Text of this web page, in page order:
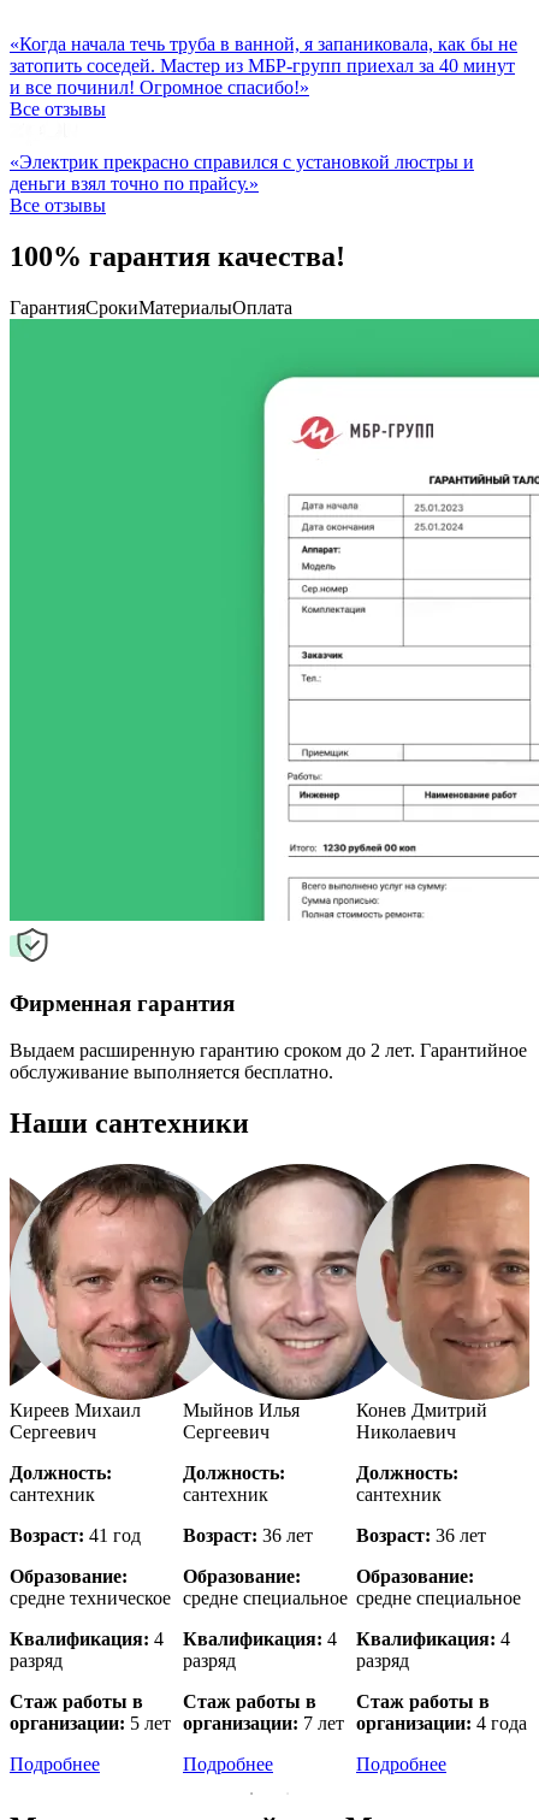
«Когда начала течь труба в ванной, я запаниковала, как бы не
затопить соседей. Мастер из МБР-групп приехал за 40 минут
и все починил! Огромное спасибо!»
Все отзывы
«Электрик прекрасно справился с установкой люстры и
деньги взял точно по прайсу.»
Все отзывы
100% гарантия качества!
ГарантияСрокиМатериалыОплата
Фирменная гарантия
Выдаем расширенную гарантию сроком до 2 лет. Гарантийное
обслуживание выполняется бесплатно.
Наши сантехники
Киреев Михаил
Сергеевич
Должность:
сантехник
Возраст: 41 год
Образование:
средне техническое
Квалификация: 4
разряд
Стаж работы в
организации: 5 лет
Подробнее
Мыйнов Илья
Сергеевич
Должность:
сантехник
Возраст: 36 лет
Образование:
средне специальное
Квалификация: 4
разряд
Стаж работы в
организации: 7 лет
Подробнее
Конев Дмитрий
Николаевич
Должность:
сантехник
Возраст: 36 лет
Образование:
средне специальное
Квалификация: 4
разряд
Стаж работы в
организации: 4 года
Подробнее